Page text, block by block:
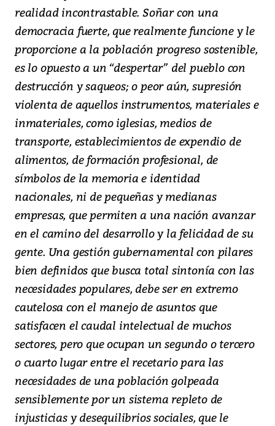
realidad incontrastable. Soñar con una
democracia fuerte, que realmente funcione y le
proporcione a la población progreso sostenible,
es lo opuesto a un “despertar” del pueblo con
destrucción y saqueos; o peor aún, supresión
violenta de aquellos instrumentos, materiales e
inmateriales, como iglesias, medios de
transporte, establecimientos de expendio de
alimentos, de formación profesional, de
símbolos de la memoria e identidad
nacionales, ni de pequeñas y medianas
empresas, que permiten a una nación avanzar
en el camino del desarrollo y la felicidad de su
gente. Una gestión gubernamental con pilares
bien definidos que busca total sintonía con las
necesidades populares, debe ser en extremo
cautelosa con el manejo de asuntos que
satisfacen el caudal intelectual de muchos
sectores, pero que ocupan un segundo o tercero
o cuarto lugar entre el recetario para las
necesidades de una población golpeada
sensiblemente por un sistema repleto de
injusticias y desequilibrios sociales, que le